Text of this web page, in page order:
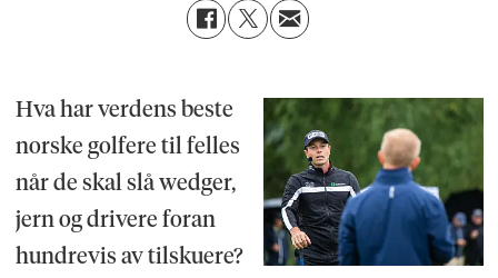
Hva har verdens beste
norske golfere til felles
når de skal slå wedger,
jern og drivere foran
hundrevis av tilskuere?